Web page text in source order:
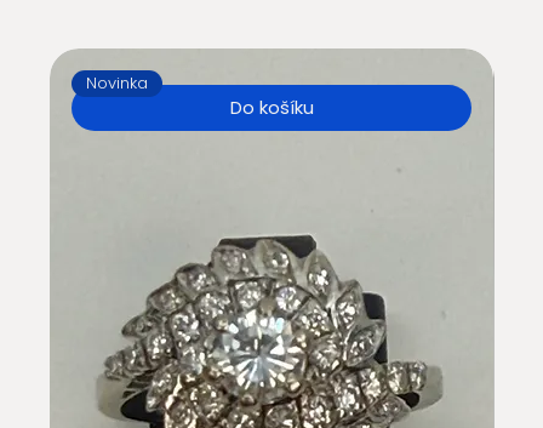
Do košíku
Novinka